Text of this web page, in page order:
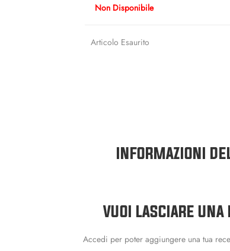
Non Disponibile
Articolo Esaurito
INFORMAZIONI
VUOI LASCIARE UNA
Accedi per poter aggiungere una tua